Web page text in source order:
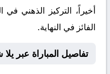
أخيراً، التركيز الذهني في
الفائز في النهاية.
تفاصيل المباراة عبر